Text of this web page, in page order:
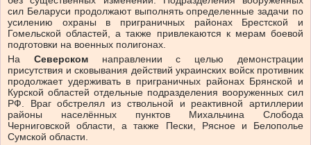
сил Беларуси продолжают выполнять определенные задачи по
усилению охраны в приграничных районах Брестской и
Гомельской областей, а также привлекаются к мерам боевой
подготовки на военных полигонах.
На Северскомнаправлении с целью демонстрации
присутствия и сковывания действий украинских войск противник
продолжает удерживать в приграничных районах Брянской и
Курской областей отдельные подразделения вооруженных сил
РФ. Враг обстрелял из ствольной и реактивной артиллерии
районы населённых пунктов Михальчина Слобода
Черниговской области, а также Пески, Рясное и Белополье
Сумской области.